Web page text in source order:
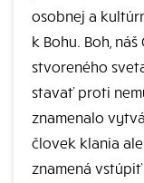
osobnej a
k Bohu. Boh,
stvoreného
stavať proti
znamenalo
človek klania
znamená